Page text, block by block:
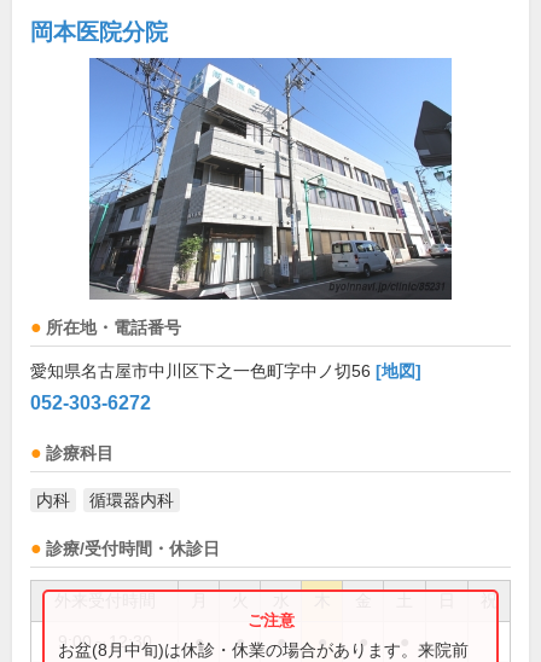
岡本医院分院
所在地・電話番号
愛知県名古屋市中川区下之一色町字中ノ切56 [地図]
052-303-6272
診療科目
内科 循環器内科
診療/受付時間・休診日
祝
9:00～12:30 ● ● ● ● ●
お盆(8月中旬)は休診・休業の場合があります。来院前